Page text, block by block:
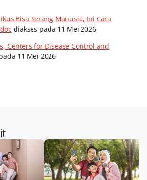
Bisa Serang Manusia, Ini Cara
diakses pada 11 Mei 2026
Centers for Disease Control and
11 Mei 2026